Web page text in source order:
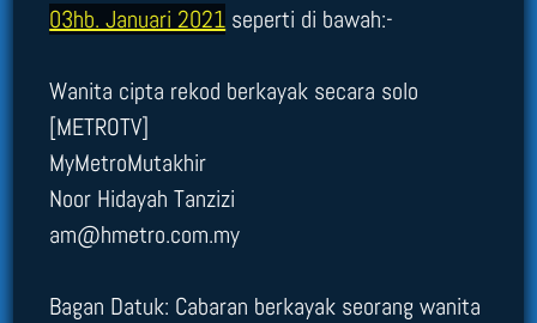
03hb. Januari 2021 seperti di bawah:-
Wanita cipta rekod berkayak secara solo
[METROTV]
MyMetroMutakhir
Noor Hidayah Tanzizi
am@hmetro.com.my
Bagan Datuk: Cabaran berkayak seorang wanita